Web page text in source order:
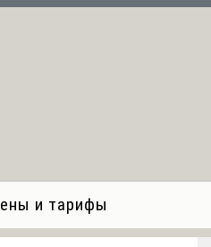
и тарифы